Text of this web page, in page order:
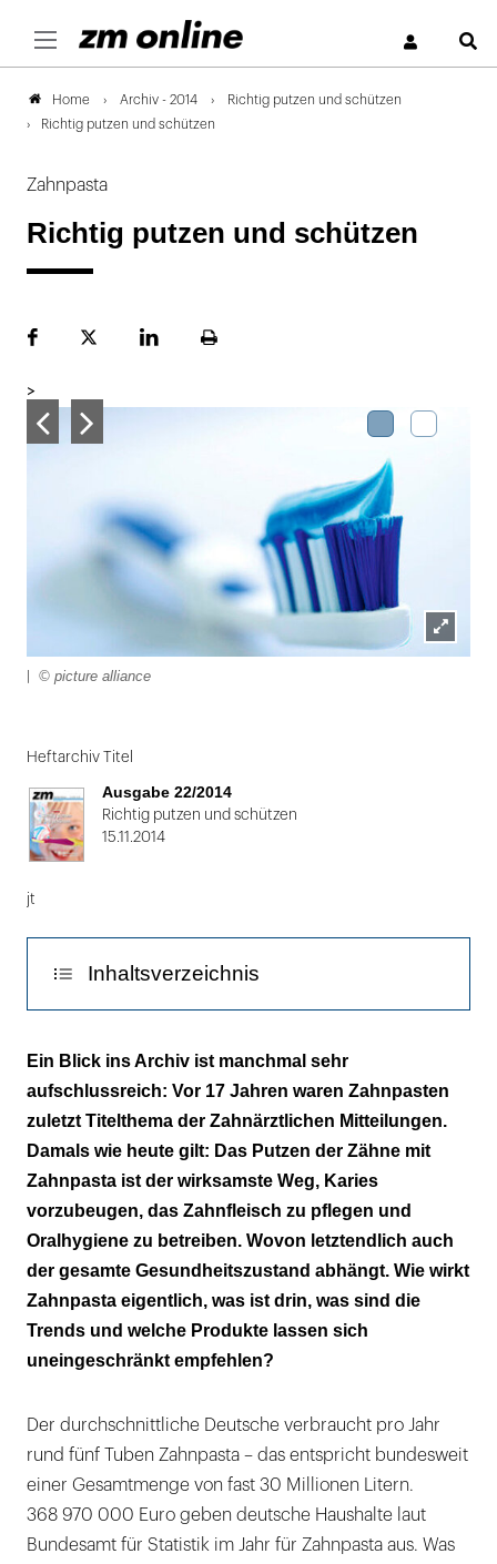
Home Archiv - 2014
Richtig putzen und schützen
Richtig putzen und schützen
Zahnpasta
Richtig putzen und schützen
FacebookPlattformLinekdInSeite
>
Lightbox
© picture alliance
1
von
2:
Heftarchiv Titel
Ausgabe 22/2014
Richtig putzen und schützen
15.11.2014
jt
Inhaltsverzeichnis
Vielfältige Inhaltsstoffe
Gute Kariesprophylaxe nur mithilfe von
Fluorid
Wirksamkeit von Zahnpasta
Richtiges Putzen von freiliegenden
Zahnhälsen
Funktionsweise von Sensitive-Zahnpasten
Auch eine Ideologie: Pasten ohne Fluorid
Wie es zu einer Überdosierung kommt
Ein Blick ins Archiv ist manchmal sehr
aufschlussreich: Vor 17 Jahren waren Zahnpasten
zuletzt Titelthema der Zahnärztlichen Mitteilungen.
Damals wie heute gilt: Das Putzen der Zähne mit
Zahnpasta ist der wirksamste Weg, Karies
vorzubeugen, das Zahnfleisch zu pflegen und
Oralhygiene zu betreiben. Wovon letztendlich auch
der gesamte Gesundheitszustand abhängt. Wie wirkt
Zahnpasta eigentlich, was ist drin, was sind die
Trends und welche Produkte lassen sich
uneingeschränkt empfehlen?
Der durchschnittliche Deutsche verbraucht pro Jahr
rund fünf Tuben Zahnpasta – das entspricht bundesweit
einer Gesamtmenge von fast 30 Millionen Litern.
368 970 000 Euro geben deutsche Haushalte laut
Bundesamt für Statistik im Jahr für Zahnpasta aus. Was